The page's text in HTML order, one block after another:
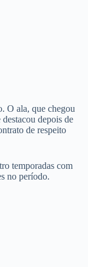
O ala, que chegou
depois de
de respeito
temporadas com
no período.